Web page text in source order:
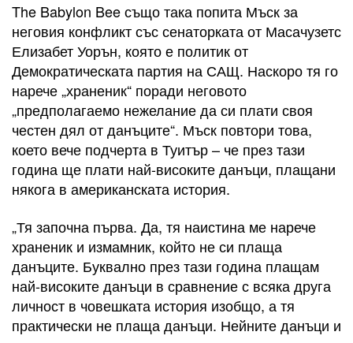
The Babylon Bee също така попита Мъск за
неговия конфликт със сенаторката от Масачузетс
Елизабет Уорън, която е политик от
Демократическата партия на САЩ. Наскоро тя го
нарече „храненик“ поради неговото
„предполагаемо нежелание да си плати своя
честен дял от данъците“. Мъск повтори това,
което вече подчерта в Туитър – че през тази
година ще плати най-високите данъци, плащани
някога в американската история.
„Тя започна първа. Да, тя наистина ме нарече
храненик и измамник, който не си плаща
данъците. Буквално през тази година плащам
най-високите данъци в сравнение с всяка друга
личност в човешката история изобщо, а тя
практически не плаща данъци. Нейните данъци и